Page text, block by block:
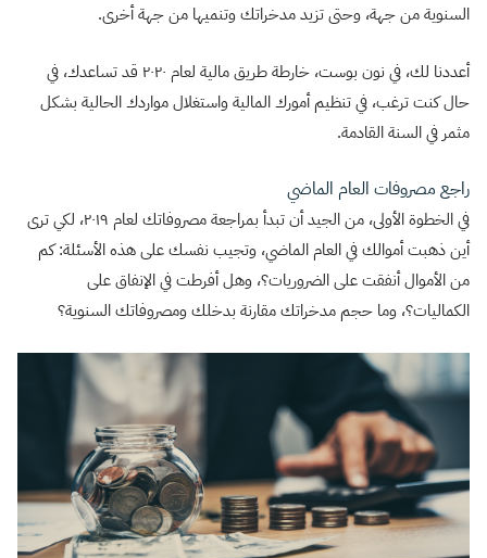
السنوية من جهة، وحتى تزيد مدخراتك وتنميها من جهة أخرى.
أعددنا لك، في نون بوست، خارطة طريق مالية لعام ٢٠٢٠ قد تساعدك، في
حال كنت ترغب، في تنظيم أمورك المالية واستغلال مواردك الحالية بشكل
مثمر في السنة القادمة.
راجع مصروفات العام الماضي
في الخطوة الأولى، من الجيد أن تبدأ بمراجعة مصروفاتك لعام ٢٠١٩، لكي ترى
أين ذهبت أموالك في العام الماضي، وتجيب نفسك على هذه الأسئلة: كم
من الأموال أنفقت على الضروريات؟، وهل أفرطت في الإنفاق على
الكماليات؟، وما حجم مدخراتك مقارنة بدخلك ومصروفاتك السنوية؟